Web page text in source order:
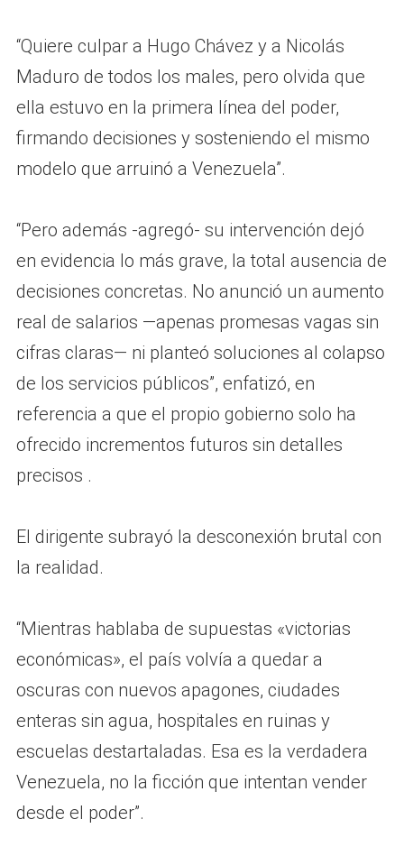
“Quiere culpar a Hugo Chávez y a Nicolás
Maduro de todos los males, pero olvida que
ella estuvo en la primera línea del poder,
firmando decisiones y sosteniendo el mismo
modelo que arruinó a Venezuela”.
“Pero además -agregó- su intervención dejó
en evidencia lo más grave, la total ausencia de
decisiones concretas. No anunció un aumento
real de salarios —apenas promesas vagas sin
cifras claras— ni planteó soluciones al colapso
de los servicios públicos”, enfatizó, en
referencia a que el propio gobierno solo ha
ofrecido incrementos futuros sin detalles
precisos .
El dirigente subrayó la desconexión brutal con
la realidad.
“Mientras hablaba de supuestas «victorias
económicas», el país volvía a quedar a
oscuras con nuevos apagones, ciudades
enteras sin agua, hospitales en ruinas y
escuelas destartaladas. Esa es la verdadera
Venezuela, no la ficción que intentan vender
desde el poder”.